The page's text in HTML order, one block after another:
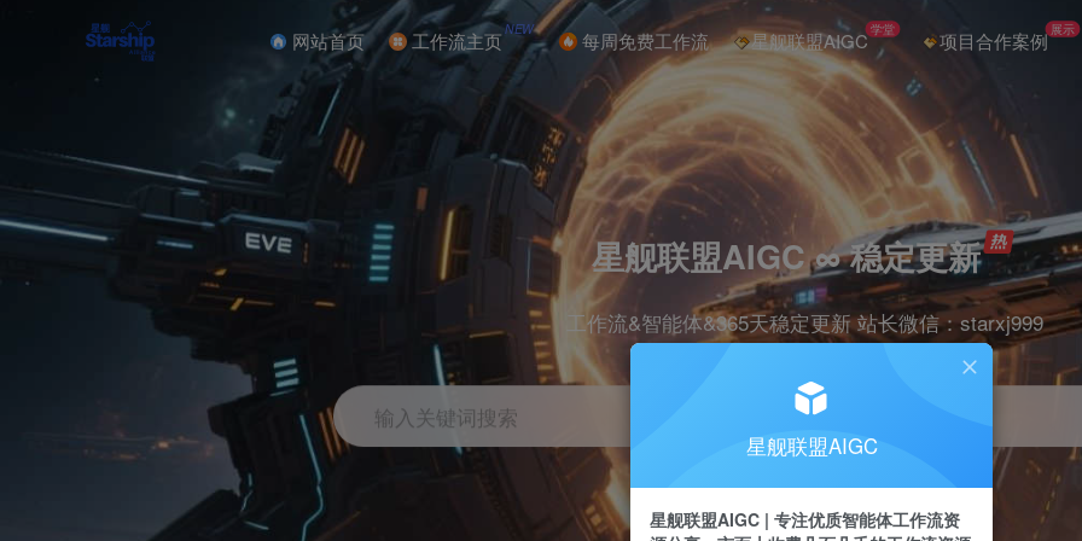
网站首页 工作流主页 NEW 每周免费工作流 星舰联盟AIGC学堂 项目合作案例 展示
星舰联盟AIGC ∞ 稳定更新
工作流&智能体&365天稳定更新 站长微信：starxj999
输入关键词搜索
星舰联盟AIGC
星舰联盟AIGC | 专注优质智能体工作流资